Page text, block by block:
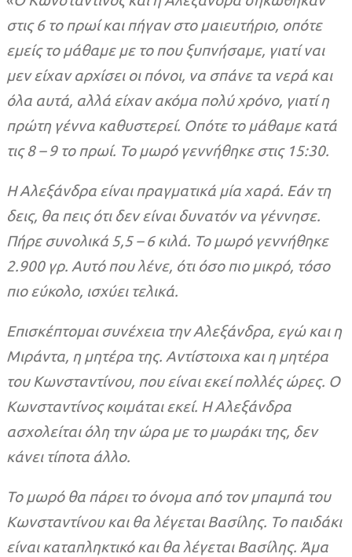
στις 6 το πρωί και πήγαν στο μαιευτήριο, οπότε
εμείς το μάθαμε με το που ξυπνήσαμε, γιατί ναι
μεν είχαν αρχίσει οι πόνοι, να σπάνε τα νερά και
όλα αυτά, αλλά είχαν ακόμα πολύ χρόνο, γιατί η
πρώτη γέννα καθυστερεί. Οπότε το μάθαμε κατά
τις 8 – 9 το πρωί. Το μωρό γεννήθηκε στις 15:30.
Η Αλεξάνδρα είναι πραγματικά μία χαρά. Εάν τη
δεις, θα πεις ότι δεν είναι δυνατόν να γέννησε.
Πήρε συνολικά 5,5 – 6 κιλά. Το μωρό γεννήθηκε
2.900 γρ. Αυτό που λένε, ότι όσο πιο μικρό, τόσο
πιο εύκολο, ισχύει τελικά.
Επισκέπτομαι συνέχεια την Αλεξάνδρα, εγώ και η
Μιράντα, η μητέρα της. Αντίστοιχα και η μητέρα
του Κωνσταντίνου, που είναι εκεί πολλές ώρες. Ο
Κωνσταντίνος κοιμάται εκεί. Η Αλεξάνδρα
ασχολείται όλη την ώρα με το μωράκι της, δεν
κάνει τίποτα άλλο.
Το μωρό θα πάρει το όνομα από τον μπαμπά του
Κωνσταντίνου και θα λέγεται Βασίλης. Το παιδάκι
είναι καταπληκτικό και θα λέγεται Βασίλης. Άμα